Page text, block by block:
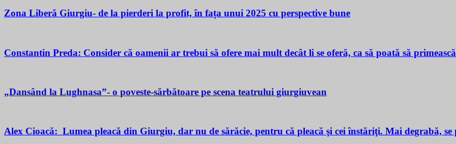
Zona Liberă Giurgiu- de la pierderi la profit, în fața unui 2025 cu perspective bune
Constantin Preda: Consider că oamenii ar trebui să ofere mai mult decât li se oferă, ca să poată să
„Dansând la Lughnasa”- o poveste-sărbătoare pe scena teatrului giurgiuvean
Alex Cioacă: Lumea pleacă din Giurgiu, dar nu de sărăcie, pentru că pleacă şi cei înstăriţi. Mai degrabă,